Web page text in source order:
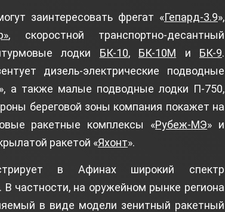
заинтересовать фрегат «Гепард-3.9»,
, скоростной транспортно-десантный
лодки БК-10, БК-10М и БК-9.
дизель-электрические подводные
», а также малые подводные лодки П-750,
береговой зоны компания покажет на
ракетные комплексы «Рубеж-МЭ» и
ракетой «Яхонт».
в Афинах широкий спектр
частности, на оружейном рынке региона
в виде модели зенитный ракетный